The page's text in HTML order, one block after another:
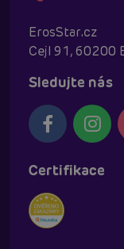
ErosStar.cz
Cejl 91, 60200
Sledujte nás
Certifikace